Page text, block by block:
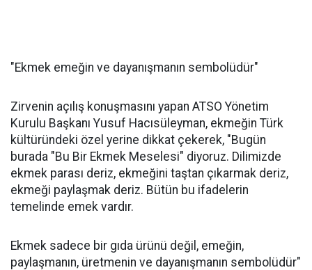
"Ekmek emeğin ve dayanışmanın sembolüdür"
Zirvenin açılış konuşmasını yapan ATSO Yönetim
Kurulu Başkanı Yusuf Hacısüleyman, ekmeğin Türk
kültüründeki özel yerine dikkat çekerek, "Bugün
burada "Bu Bir Ekmek Meselesi" diyoruz. Dilimizde
ekmek parası deriz, ekmeğini taştan çıkarmak deriz,
ekmeği paylaşmak deriz. Bütün bu ifadelerin
temelinde emek vardır.
Ekmek sadece bir gıda ürünü değil, emeğin,
paylaşmanın, üretmenin ve dayanışmanın sembolüdür"